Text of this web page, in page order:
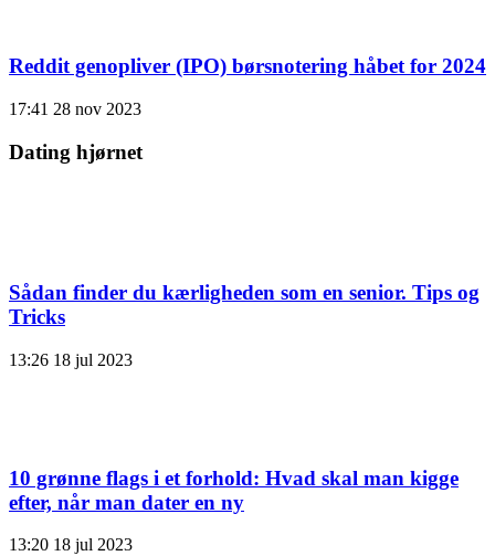
Reddit genopliver (IPO) børsnotering håbet for 2024
17:41 28 nov 2023
Dating hjørnet
Sådan finder du kærligheden som en senior. Tips og
Tricks
13:26 18 jul 2023
10 grønne flags i et forhold: Hvad skal man kigge
efter, når man dater en ny
13:20 18 jul 2023